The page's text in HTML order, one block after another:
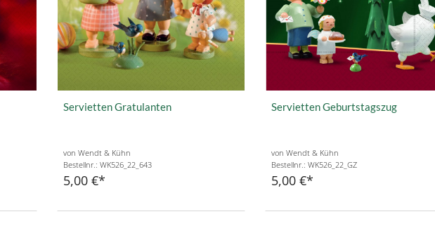
Servietten Gratulanten
von Wendt & Kühn
Bestellnr.: WK526_22_643
5,00 €
Servietten Geburtstagszug
von Wendt & Kühn
Bestellnr.: WK526_22_GZ
5,00 €